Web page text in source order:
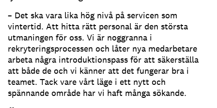
– Det ska vara lika hög nivå på servicen som
vintertid. Att hitta rätt personal är den största
utmaningen för oss. Vi är noggranna i
rekryteringsprocessen och låter nya medarbetare
arbeta några introduktionspass för att säkerställa
att både de och vi känner att det fungerar bra i
teamet. Tack vare vårt läge i ett nytt och
spännande område har vi haft många sökande.